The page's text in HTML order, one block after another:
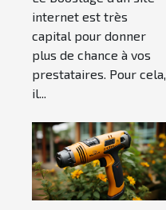
apprendre!
internet est très
capital pour donner
plus de chance à vos
prestataires. Pour cela,
il...